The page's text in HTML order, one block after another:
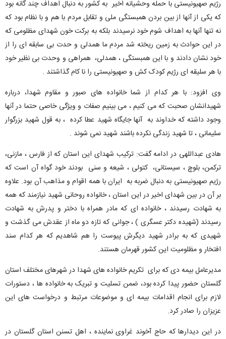
رژیم صهیونیستی با حمله وحشیانه اخیر به کشور به دنبال اهداف چند گانه بود
که یکی از آنها از بین بردن همبستگی ملی و تقابل مردم با هم و با نظام بود که
نه تنها آنها به اهداف شوم خود نرسیدند بلکه به برکت خون شهدای مظلومی که
در این حوادث به زمین ریخته شد مردم ما همدلی و حدت بی سابقه ای را از
خود نشان دادند و با این همبستگی ، همدلی، همراهی و وحدت بی نظیر خود
با هر سلیقه ای رژیم کودک کش و صهیونیستی را نا کام گذاشتند .
وی افزود: با هر کدام از شما خانواده های صبور و مقاوم شهدا، درباره
شهیدانشان صحبت که می کنیم ، می بینیم صفات و ویژگی خاصی حتما در آنها
وجود داشته که خداوند به آنها جایگاه شهید عطا کرده ، به قول شهید بزرگوار
سلیمانی ، تا شهید زندگی نکرده باشند شهید نمی شوند .
هادی عبداللهی در ادامه گفت: ترکیب شهدای این استان که از فارس ، مازنی،
ترکمن، بلوچ ، سیستانی، کتولی ، شیعه و سنی بودند خود گواه آن است که
رژیم صهیونیستی به دنبال ضربه به ایران با همه اقوام و مذاهب آن بود. علاوه
بر آن در بین شهدای اخیر در این استان ، خانواده روحانی شهید نیازمند که همه
به شهادت رسیدند ، خانواده ای که مادر همراه با دختر و پدرش به شهادت
رسیدند (شهیده دکتر عسگری ) ، جوانی که تازه دو ماه از عقدش می گذشت و
شهیدی که به برادر شهید دیگرش پیوست را هم شاهدیم که هر کدام سند
افتخار و مظلومیت این کشور قهرمان هستند.
مدیرعامل بیمه دی که برای تکریم خانواده های شهدا در شهرهای مختلف استان
گلستان حضور پیدا کرده بود، ضمن تسلیت و تبریک به خانواده ها ، دستورات
لازم برای انجام اقدامات بیمه ای و موضوعات مرتبط و درخواست های این
عزیزان را صادر کرد.
در این دیدارها که حاج آخوند غراوی نماینده ، اهل تسنن استان گلستان در